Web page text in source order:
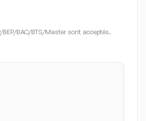
BAC/BTS/Master sont acceptés.